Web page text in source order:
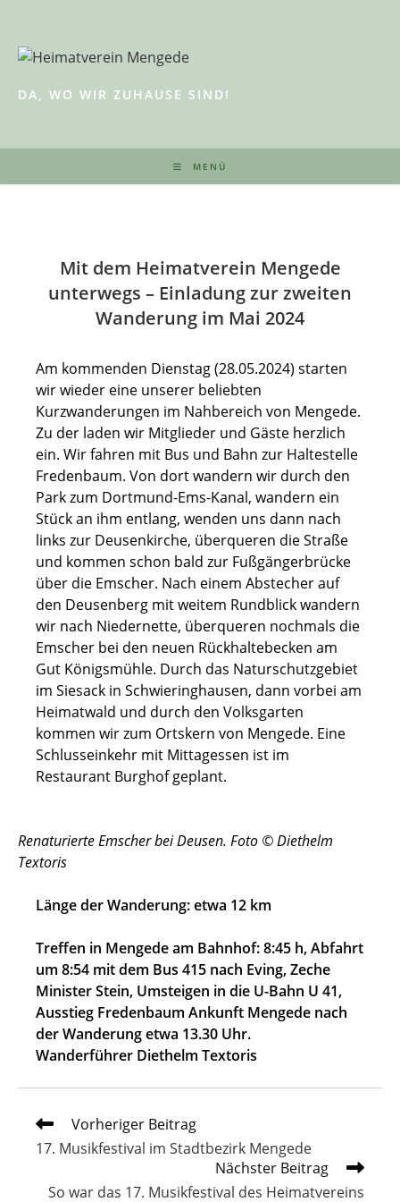
springen
DA, WO WIR ZUHAUSE SIND!
MENÜ
Mit dem Heimatverein Mengede
unterwegs – Einladung zur zweiten
Wanderung im Mai 2024
Am kommenden Dienstag (28.05.2024) starten
wir wieder eine unserer beliebten
Kurzwanderungen im Nahbereich von Mengede.
Zu der laden wir Mitglieder und Gäste herzlich
ein. Wir fahren mit Bus und Bahn zur Haltestelle
Fredenbaum. Von dort wandern wir durch den
Park zum Dortmund-Ems-Kanal, wandern ein
Stück an ihm entlang, wenden uns dann nach
links zur Deusenkirche, überqueren die Straße
und kommen schon bald zur Fußgängerbrücke
über die Emscher. Nach einem Abstecher auf
den Deusenberg mit weitem Rundblick wandern
wir nach Niedernette, überqueren nochmals die
Emscher bei den neuen Rückhaltebecken am
Gut Königsmühle. Durch das Naturschutzgebiet
im Siesack in Schwieringhausen, dann vorbei am
Heimatwald und durch den Volksgarten
kommen wir zum Ortskern von Mengede. Eine
Schlusseinkehr mit Mittagessen ist im
Restaurant Burghof geplant.
Renaturierte Emscher bei Deusen. Foto © Diethelm
Textoris
Länge der Wanderung: etwa 12 km
Treffen in Mengede am Bahnhof: 8:45 h, Abfahrt
um 8:54 mit dem Bus 415 nach Eving, Zeche
Minister Stein, Umsteigen in die U-Bahn U 41,
Ausstieg Fredenbaum Ankunft Mengede nach
der Wanderung etwa 13.30 Uhr.
Wanderführer Diethelm Textoris
Weitere
Artikel
ansehen
Vorheriger Beitrag
17. Musikfestival im Stadtbezirk Mengede
Nächster Beitrag
So war das 17. Musikfestival des Heimatvereins